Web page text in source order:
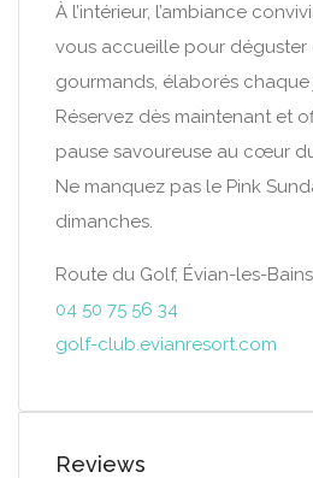
À l’intérieur, l’ambiance
vous accueille pour déguster
gourmands, élaborés
Réservez dès maintenant et
pause savoureuse au cœur
Ne manquez pas le Pink
dimanches.
Route du Golf, Évian-les-
04 50 75 56 34
golf-club.evianresort.com
Reviews